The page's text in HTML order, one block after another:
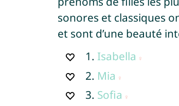
sonores et classiques
et sont d’une beauté
1. Isabella
2. Mia
3. Sofia